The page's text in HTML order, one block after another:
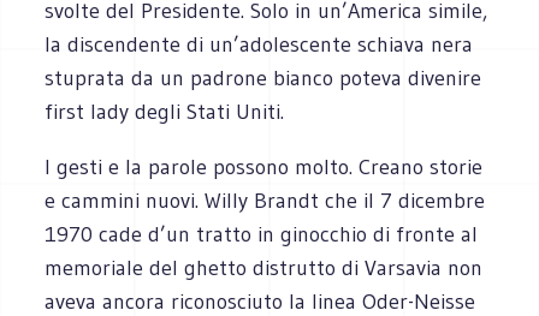
svolte del Presidente. Solo in un’America simile,
la discendente di un’adolescente schiava nera
stuprata da un padrone bianco poteva divenire
first lady degli Stati Uniti.
I gesti e la parole possono molto. Creano storie
e cammini nuovi. Willy Brandt che il 7 dicembre
1970 cade d’un tratto in ginocchio di fronte al
memoriale del ghetto distrutto di Varsavia non
aveva ancora riconosciuto la linea Oder-Neisse